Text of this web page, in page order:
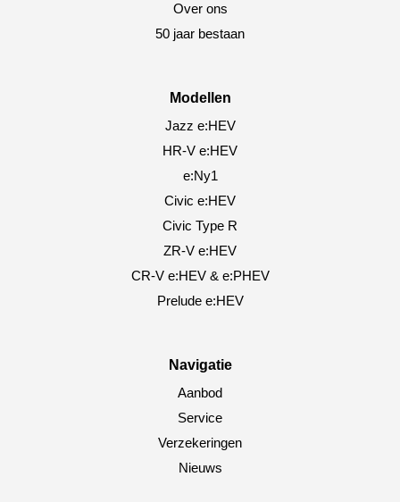
Over ons
50 jaar bestaan
Modellen
Jazz e:HEV
HR-V e:HEV
e:Ny1
Civic e:HEV
Civic Type R
ZR-V e:HEV
CR-V e:HEV & e:PHEV
Prelude e:HEV
Navigatie
Aanbod
Service
Verzekeringen
Nieuws